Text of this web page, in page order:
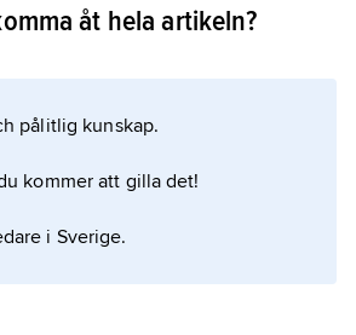
regler.
och vanns av Michail Tal.
stora kapacitet för taktisk
åt hela artikeln?
pålitlig kunskap.
kommer att gilla det!
i Sverige.